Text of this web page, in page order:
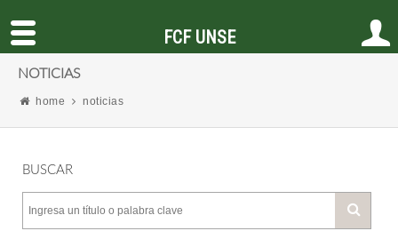
NOTICIAS
home noticias
BUSCAR
FCF UNSE